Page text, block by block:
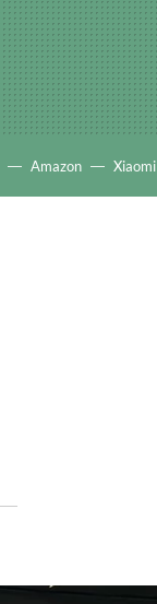
Amazon Xiaomi